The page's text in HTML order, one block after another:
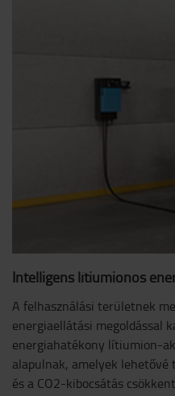
Intelligens lítiumionos
A felhasználási területnek
energiaellátási megoldással
energiahatékony lítiumion-
alapulnak, amelyek
és a CO2-kibocsátás